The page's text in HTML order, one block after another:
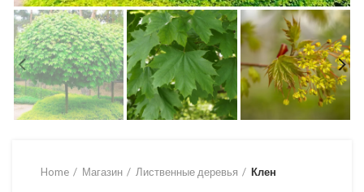
Home Магазин Лиственные деревья Клен